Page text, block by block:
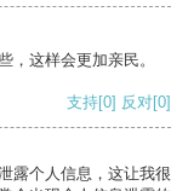
，这样会更加亲民。
支持[0] 反对[0]
露个人信息，这让我很